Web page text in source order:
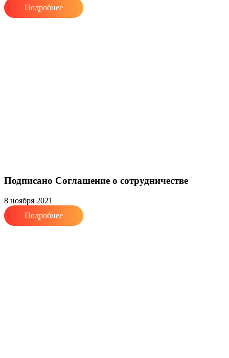
Подробнее
Подписано Соглашение о сотрудничестве
8 ноября 2021
Подробнее